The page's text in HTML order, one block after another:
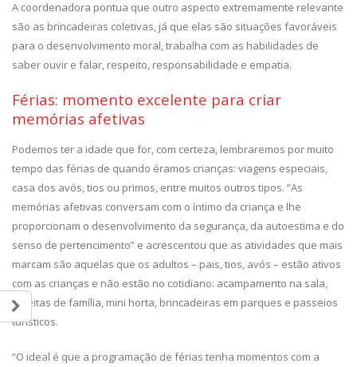
A coordenadora pontua que outro aspecto extremamente relevante
são as brincadeiras coletivas, já que elas são situações favoráveis
para o desenvolvimento moral, trabalha com as habilidades de
saber ouvir e falar, respeito, responsabilidade e empatia.
Férias: momento excelente para criar
memórias afetivas
Podemos ter a idade que for, com certeza, lembraremos por muito
tempo das férias de quando éramos crianças: viagens especiais,
casa dos avós, tios ou primos, entre muitos outros tipos. ”As
memórias afetivas conversam com o íntimo da criança e lhe
proporcionam o desenvolvimento da segurança, da autoestima e do
senso de pertencimento” e acrescentou que as atividades que mais
marcam são aquelas que os adultos – pais, tios, avós – estão ativos
com as crianças e não estão no cotidiano: acampamento na sala,
receitas de família, mini horta, brincadeiras em parques e passeios
turísticos.
“O ideal é que a programação de férias tenha momentos com a